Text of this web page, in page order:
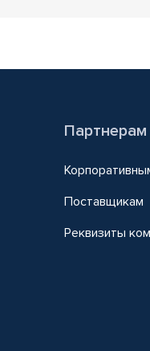
Партнерам
Поставщикам
Реквизиты